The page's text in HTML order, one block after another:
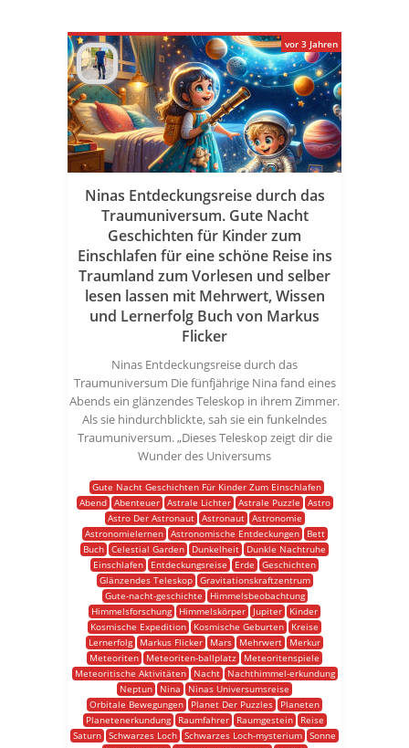
Ninas Entdeckungsreise durch das
Traumuniversum. Gute Nacht
Geschichten für Kinder zum
Einschlafen für eine schöne Reise ins
Traumland zum Vorlesen und selber
lesen lassen mit Mehrwert, Wissen
und Lernerfolg Buch von Markus
Flicker
Ninas Entdeckungsreise durch das
Traumuniversum Die fünfjährige Nina fand eines
Abends ein glänzendes Teleskop in ihrem Zimmer.
Als sie hindurchblickte, sah sie ein funkelndes
Traumuniversum. „Dieses Teleskop zeigt dir die
Wunder des Universums
Gute Nacht Geschichten Für Kinder Zum Einschlafen
Abend
Abenteuer Astrale Lichter Astrale Puzzle
Astro
Astro Der Astronaut
Astronaut
Astronomie
Astronomielernen
Astronomische Entdeckungen
Bett
Buch Celestial Garden Dunkelheit
Dunkle Nachtruhe
Einschlafen
Entdeckungsreise Erde
Geschichten
Glänzendes Teleskop
Gravitationskraftzentrum
Gute-nacht-geschichte
Himmelsbeobachtung
Himmelsforschung
Himmelskörper Jupiter
Kinder
Kosmische Expedition
Kosmische Geburten
Kreise
Lernerfolg
Markus Flicker Mars Mehrwert
Merkur
Meteoriten
Meteoriten-ballplatz
Meteoritenspiele
Meteoritische Aktivitäten
Nacht
Nachthimmel-erkundung
Neptun
Nina
Ninas Universumsreise
Orbitale Bewegungen
Planet Der Puzzles
Planeten
Planetenerkundung
Raumfahrer Raumgestein
Reise
Saturn Schwarzes Loch Schwarzes Loch-mysterium Sonne
vor 3 Jahren